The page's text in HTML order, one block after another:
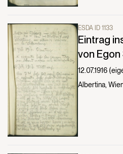
ESDA ID 1133
Eintrag
von
12.07.1916
Albertina,